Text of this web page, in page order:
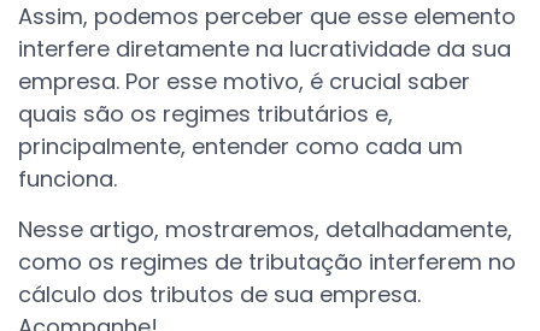
Assim, podemos perceber que esse elemento
interfere diretamente na lucratividade da sua
empresa. Por esse motivo, é crucial saber
quais são os regimes tributários e,
principalmente, entender como cada um
funciona.
Nesse artigo, mostraremos, detalhadamente,
como os regimes de tributação interferem no
cálculo dos tributos de sua empresa.